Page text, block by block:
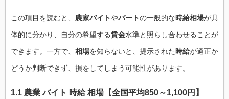
この項目を読むと、 農家バイトやパートの一般的な時給相場が具
体的に分かり、自分の希望する賃金水準と照らし合わせることが
できます。一方で、 相場を知らないと、提示された時給が適正か
どうか判断できず、損をしてしまう可能性があります。
1.1 農業 バイト 時給 相場【全国平均850～1,100円】